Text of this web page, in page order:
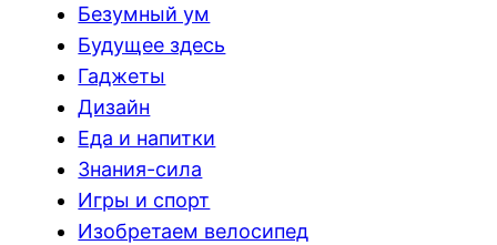
Безумный ум
Будущее здесь
Гаджеты
Дизайн
Еда и напитки
Знания-сила
Игры и спорт
Изобретаем велосипед